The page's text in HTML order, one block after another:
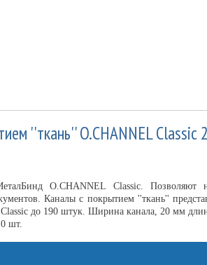
''ткань'' O.CHANNEL
O.CHANNEL Classic. Позволяют
Каналы с покрытием ''ткань''
до 190 штук. Ширина канала, 20 мм
шт.